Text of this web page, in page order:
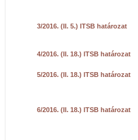
3/2016. (II. 5.) ITSB határozat
4/2016. (II. 18.) ITSB határozat
5/2016. (II. 18.) ITSB határozat
6/2016. (II. 18.) ITSB határozat